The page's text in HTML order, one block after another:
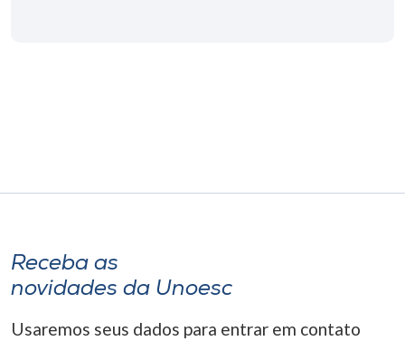
Receba as
novidades da Unoesc
Usaremos seus dados para entrar em contato